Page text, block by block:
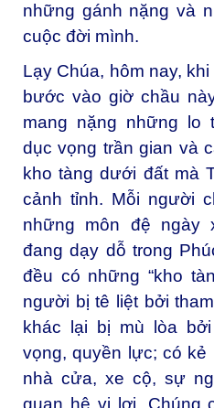
những gánh nặng và
cuộc đời mình.
Lạy Chúa, hôm nay,
bước vào giờ chầu
mang nặng những lo
dục vọng trần gian và
kho tàng dưới đất mà
cảnh tỉnh. Mỗi người
những môn đệ ngày
đang dạy dỗ trong
đều có những “kho
người bị tê liệt bởi
khác lại bị mù lòa
vọng, quyền lực; có
nhà cửa, xe cộ, sự
quan hệ vị lợi. Chúng